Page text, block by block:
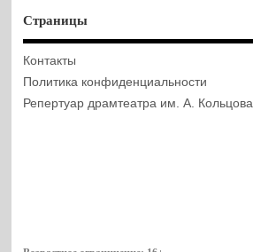
Страницы
Контакты
Политика конфиденциальности
Репертуар драмтеатра им. А. Кольцова